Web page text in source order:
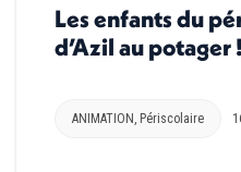
Les enfants du
d’Azil au potager !
ANIMATION Périscolaire